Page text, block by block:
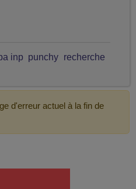
inp punchy recherche
d'erreur actuel à la fin de